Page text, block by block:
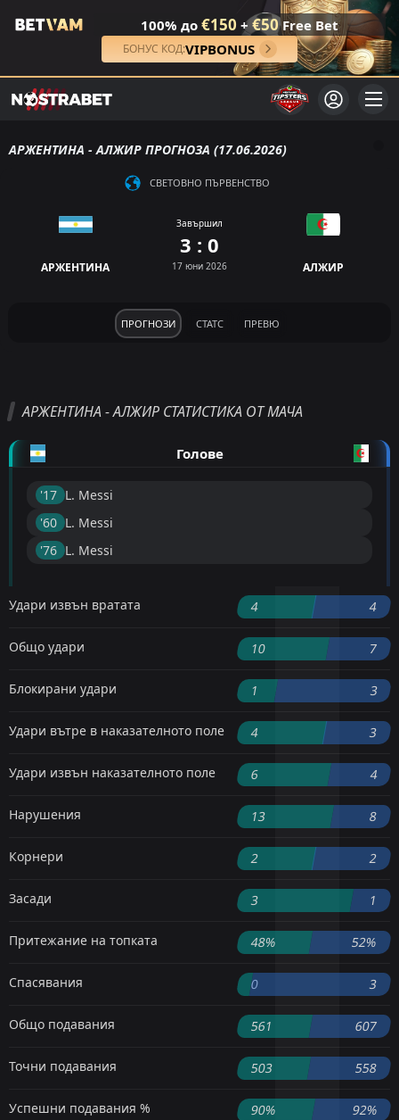
100% до €150 + €50Free Bet
БОНУС КОД:VIPBONUS
АРЖЕНТИНА - АЛЖИР ПРОГНОЗА (17.06.2026)
СВЕТОВНО ПЪРВЕНСТВО
АРЖЕНТИНА
Завършил
3 : 0
17 юни 2026 АЛЖИР
ПРОГНОЗИ СТАТС ПРЕВЮ
АРЖЕНТИНА - АЛЖИР СТАТИСТИКА ОТ МАЧА
Голове
'17 ︎ L. Messi
'60 ︎ L. Messi
'76 ︎ L. Messi
Удари извън вратата 4 4
Общо удари 10 7
Блокирани удари 1 3
Удари вътре в наказателното поле 4 3
Удари извън наказателното поле 6 4
Нарушения 13 8
Корнери 2 2
Засади 3 1
Притежание на топката 48% 52%
Спасявания 0 3
Общо подавания 561 607
Точни подавания 503 558
Успешни подавания % 90% 92%